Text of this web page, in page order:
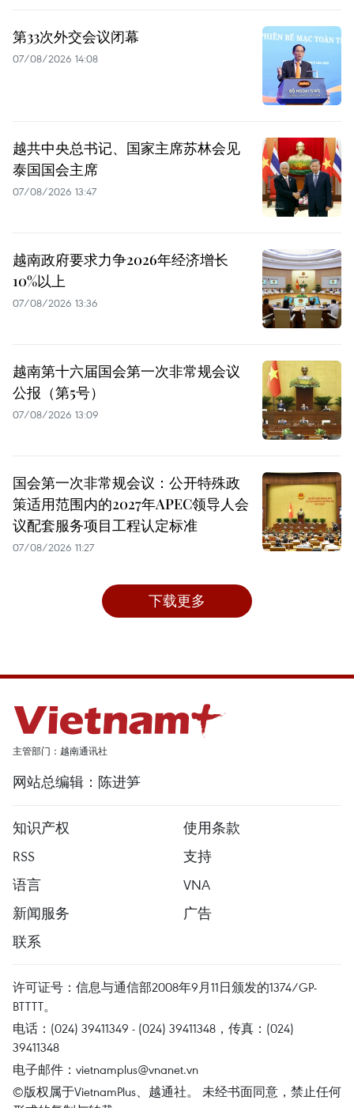
第33次外交会议闭幕
07/08/2026 14:08
越共中央总书记、国家主席苏林会见
泰国国会主席
07/08/2026 13:47
越南政府要求力争2026年经济增长
10%以上
07/08/2026 13:36
越南第十六届国会第一次非常规会议
公报（第5号）
07/08/2026 13:09
国会第一次非常规会议：公开特殊政
策适用范围内的2027年APEC领导人会
议配套服务项目工程认定标准
07/08/2026 11:27
下载更多
主管部门：越南通讯社
网站总编辑：陈进笋
知识产权
使用条款
RSS
支持
语言
VNA
新闻服务
广告
联系
许可证号：信息与通信部2008年9月11日颁发的1374/GP-
BTTTT。
电话：(024) 39411349 - (024) 39411348，传真：(024)
39411348
电子邮件： vietnamplus@vnanet.vn
©版权属于VietnamPlus、越通社。 未经书面同意，禁止任何